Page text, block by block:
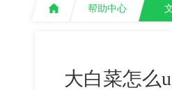
帮助中心
大白菜怎么